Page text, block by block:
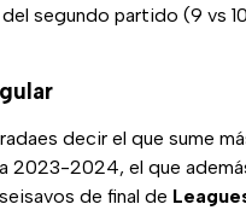
segundo partido (9 vs
decir el que sume
2023-2024, el que
de final de